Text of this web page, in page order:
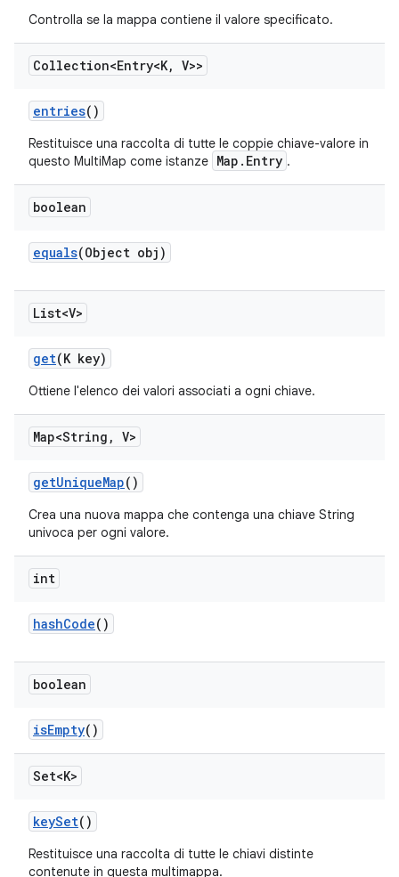
Controlla se la mappa contiene il valore specificato.
Collection<Entry<K, V>>
entries()
Restituisce una raccolta di tutte le coppie chiave-valore in
questo MultiMap come istanze Map.Entry .
boolean
equals(Object obj)
List<V>
get(K key)
Ottiene l'elenco dei valori associati a ogni chiave.
Map<String , V>
getUniqueMap()
Crea una nuova mappa che contenga una chiave String
univoca per ogni valore.
int
hashCode()
boolean
isEmpty()
Set<K>
keySet()
Restituisce una raccolta di tutte le chiavi distinte
contenute in questa multimappa.